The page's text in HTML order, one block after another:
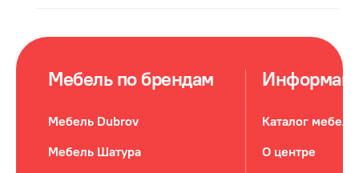
Мебель по брендам
Мебель Dubrov
Мебель Шатура
Каталог мебели
О центре